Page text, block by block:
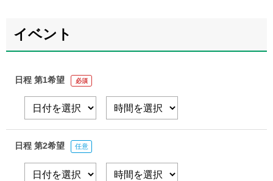
イベント
日程 第1希望 必須
日程 第2希望 任意